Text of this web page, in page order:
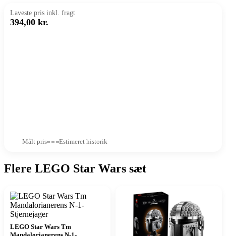
Laveste pris inkl. fragt
394,00 kr.
Målt pris Estimeret historik
Flere LEGO Star Wars sæt
LEGO Star Wars Tm